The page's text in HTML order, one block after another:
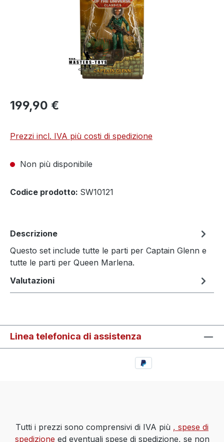
199,90 €
Prezzi incl. IVA più costi di spedizione
Non più disponibile
Codice prodotto: SW10121
Descrizione
Questo set include tutte le parti per Captain Glenn e
tutte le parti per Queen Marlena.
Valutazioni
Linea telefonica di assistenza
Tutti i prezzi sono comprensivi di IVA più , spese di
spedizione ed eventuali spese di spedizione, se non